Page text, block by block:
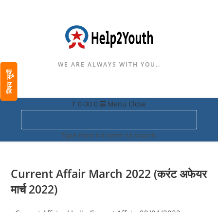
विषय सूची
WE ARE ALWAYS WITH YOU..
₹ 0-00 0 Menu Close
this
website
Type then hit enter to search
Current Affair March 2022 (करंट अफेयर
मार्च 2022)